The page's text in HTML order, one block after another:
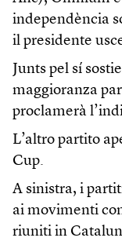
independència
il presidente
Junts pel sí
maggioranza
proclamerà
L’altro partito
Cup.
A sinistra, i
ai movimenti
riuniti in